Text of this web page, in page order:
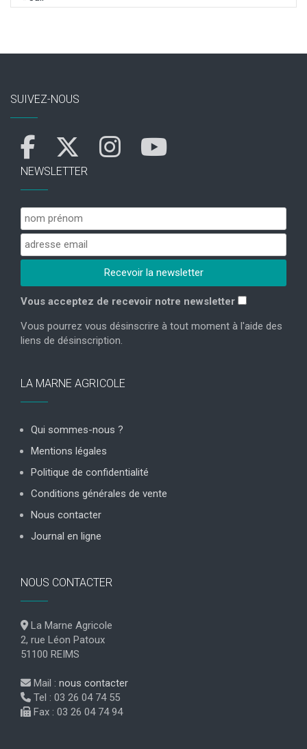
SUIVEZ-NOUS
NEWSLETTER
Vous acceptez de recevoir notre newsletter
Vous pourrez vous désinscrire à tout moment à l'aide des
liens de désinscription.
LA MARNE AGRICOLE
Qui sommes-nous ?
Mentions légales
Politique de confidentialité
Conditions générales de vente
Nous contacter
Journal en ligne
NOUS CONTACTER
La Marne Agricole
2, rue Léon Patoux
51100 REIMS
Mail : nous contacter
Tel : 03 26 04 74 55
Fax : 03 26 04 74 94